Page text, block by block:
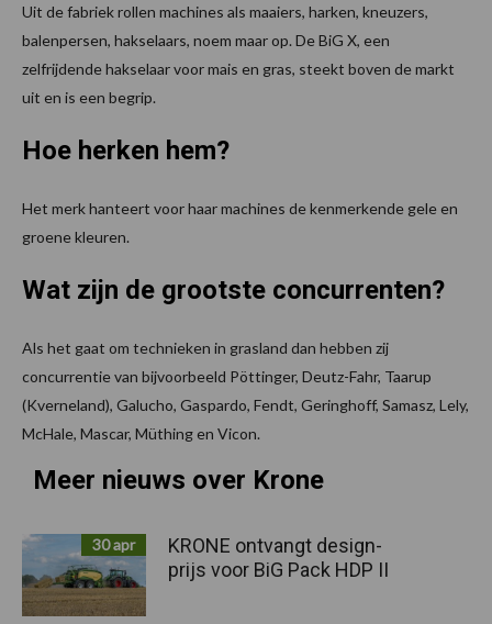
Uit de fabriek rollen machines als maaiers, harken, kneuzers,
balenpersen, hakselaars, noem maar op. De BiG X, een
zelfrijdende hakselaar voor mais en gras, steekt boven de markt
uit en is een begrip.
Hoe herken hem?
Het merk hanteert voor haar machines de kenmerkende gele en
groene kleuren.
Wat zijn de grootste concurrenten?
Als het gaat om technieken in grasland dan hebben zij
concurrentie van bijvoorbeeld Pöttinger, Deutz-Fahr, Taarup
(Kverneland), Galucho, Gaspardo, Fendt, Geringhoff, Samasz, Lely,
McHale, Mascar, Müthing en Vicon.
Meer nieuws over Krone
30 apr
KRONE ontvangt design-
prijs voor BiG Pack HDP II